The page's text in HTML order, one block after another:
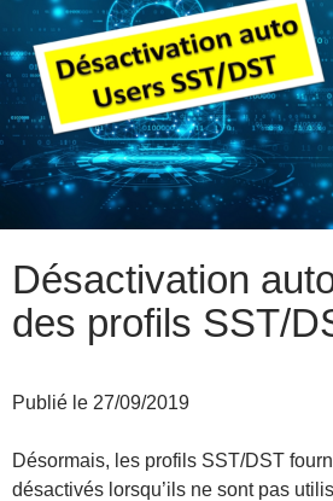
Désactivation
des profils SST/
Publié le 27/09/2019
Désormais, les profils SST/DST
désactivés lorsqu’ils ne sont pas